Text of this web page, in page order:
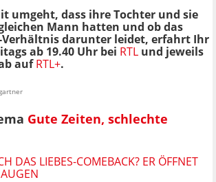
umgeht, dass ihre Tochter und sie
Mann hatten und ob das
darunter leidet, erfahrt Ihr
ab 19.40 Uhr bei RTL und jeweils
aufRTL+.
Gute Zeiten, schlechte
DAS LIEBES-COMEBACK? ER ÖFFNET